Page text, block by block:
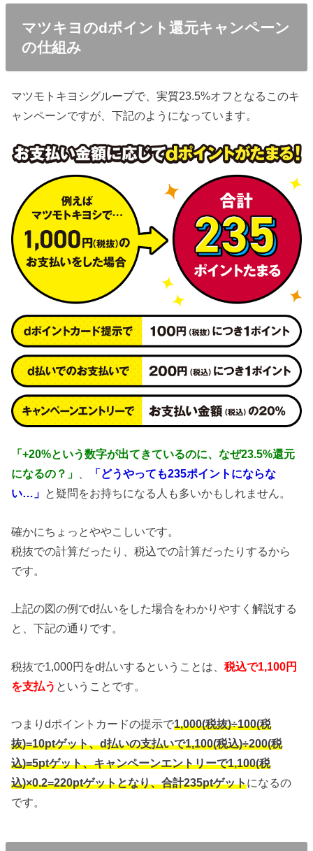
マツキヨのdポイント還元キャンペーン
の仕組み
マツモトキヨシグループで、実質23.5%オフとなるこのキ
ャンペーンですが、下記のようになっています。
「+20%という数字が出てきているのに、なぜ23.5%還元
になるの？」
「どうやっても235ポイントにならな
い…」 と疑問をお持ちになる人も多いかもしれません。
確かにちょっとややこしいです。
税抜での計算だったり、税込での計算だったりするから
です。
上記の図の例でd払いをした場合をわかりやすく解説する
と、下記の通りです。
税抜で1,000円をd払いするということは、税込で1,100円
を支払う ということです。
つまりdポイントカードの提示で1,000(税抜)÷100(税
抜)=10ptゲット、d払いの支払いで1,100(税込)÷200(税
込)=5ptゲット、キャンペーンエントリーで1,100(税
込)×0.2=220ptゲットとなり、合計235ptゲットになるの
です。